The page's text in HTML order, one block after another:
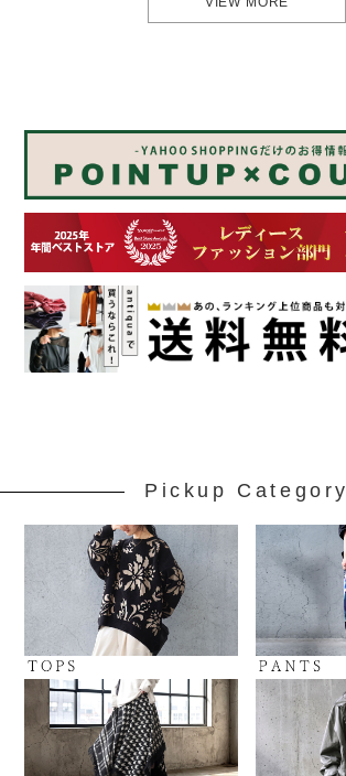
Pickup Category